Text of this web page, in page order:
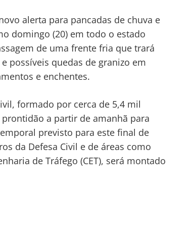
alerta para pancadas de chuva e
domingo (20) em todo o estado
de uma frente fria que trará
possíveis quedas de granizo em
e enchentes.
formado por cerca de 5,4 mil
a partir de amanhã para
previsto para este final de
da Defesa Civil e de áreas como
de Tráfego (CET), será montado